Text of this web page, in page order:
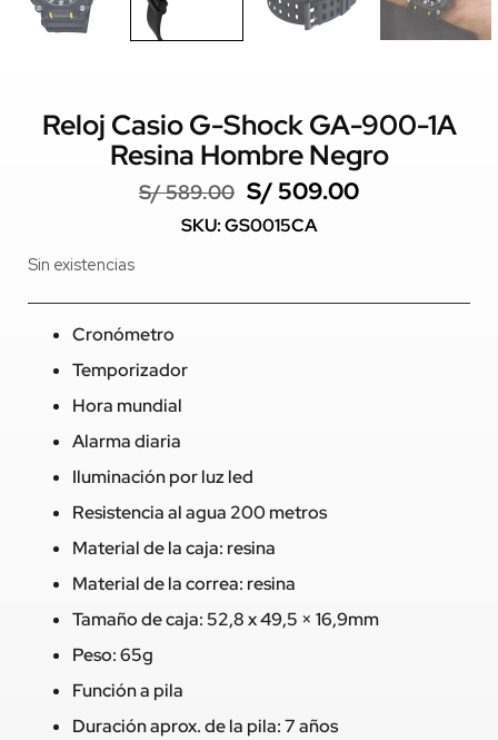
Reloj Casio G-Shock GA-900-1A
Resina Hombre Negro
S/589.00 S/509.00
SKU: GS0015CA
Sin existencias
Cronómetro
Temporizador
Hora mundial
Alarma diaria
Iluminación por luz led
Resistencia al agua 200 metros
Material de la caja: resina
Material de la correa: resina
Tamaño de caja: 52,8 x 49,5 × 16,9mm
Peso: 65g
Función a pila
Duración aprox. de la pila: 7 años